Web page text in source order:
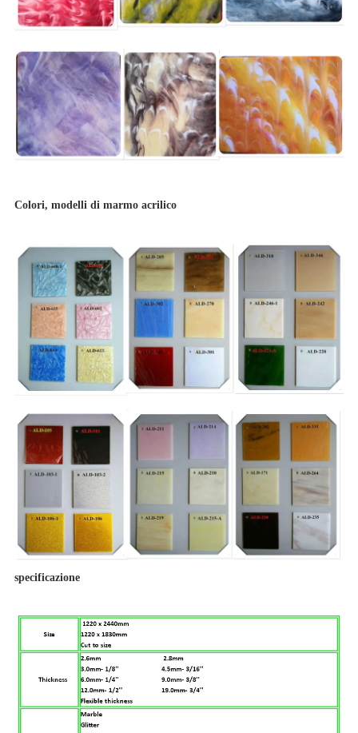
Colori, modelli di marmo acrilico
specificazione